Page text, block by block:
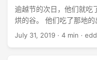
逾越节的次日，他们就吃
烘的谷。 他们吃了那地
人也不再有吗哪了。 那
July 31, 2019 · 4 min ·